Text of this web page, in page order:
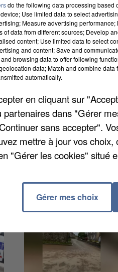
toujours des
Il faut être disponible
ou ce samedi 20 de 9h à
do the following data processing based
Use limited data to select
Measure advertising
of data from different sources; Develop
content; Use limited data to select
and content; Save and
browsing data to offer following
data; Match and combine
automatically.
en cliquant sur
partenaires dans "Gérer
sans accepter".
mettre à jour vos
"Gérer les cookies" situé
Gérer mes choix